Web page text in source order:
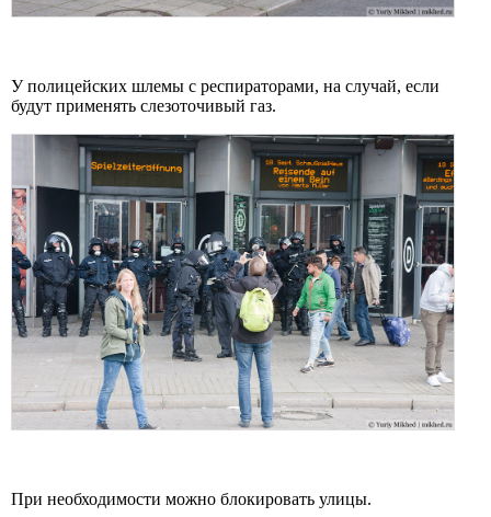
У полицейских шлемы с респираторами, на случай, если
будут применять слезоточивый газ.
При необходимости можно блокировать улицы.